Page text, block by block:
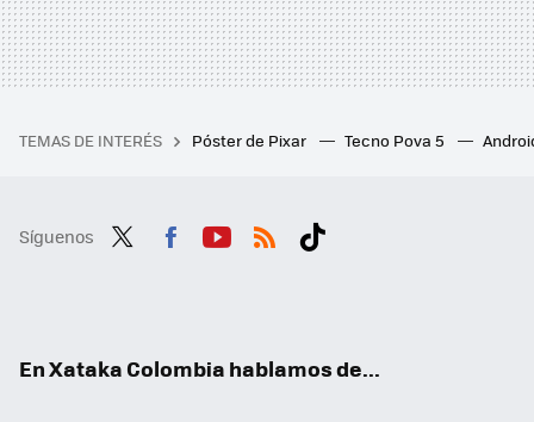
TEMAS DE INTERÉS Póster de Pixar Tecno Pova 5
Síguenos
En Xataka Colombia hablamos de...